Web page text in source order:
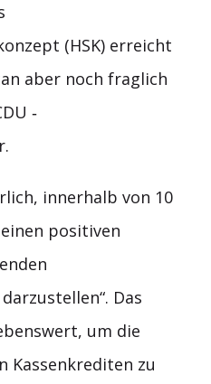
(HSK) erreicht
aber noch fraglich
‐
innerhalb von 10
positiven
Das
um die
Kassenkrediten zu